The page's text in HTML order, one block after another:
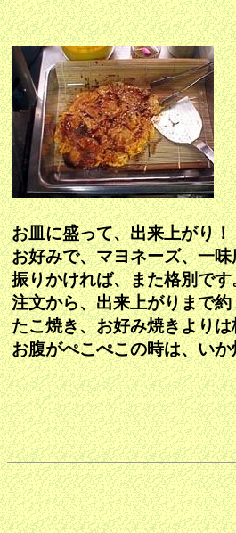
お皿に盛って、出来上がり！
お好みで、マヨネーズ、一
振りかければ、また格別です
注文から、出来上がりまで
たこ焼き、お好み焼きより
お腹がぺこぺこの時は、い